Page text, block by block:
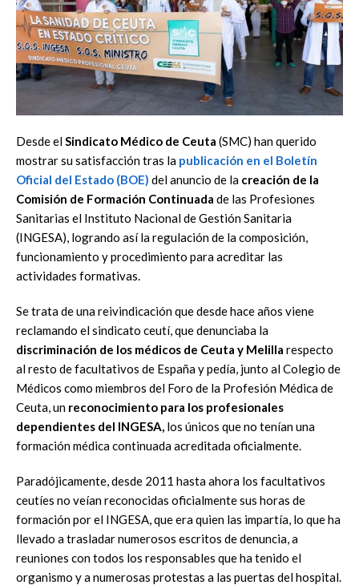
Desde elSindicato Médico de Ceuta (SMC) han querido
mostrar su satisfacción tras la publicación en el Boletín
Oficial del Estado (BOE) del anuncio de la creación de la
Comisión de Formación Continuada de las Profesiones
Sanitarias el Instituto Nacional de Gestión Sanitaria
(INGESA), logrando así la regulación de la composición,
funcionamiento y procedimiento para acreditar las
actividades formativas.
Se trata de una reivindicación que desde hace años viene
reclamando el sindicato ceutí, que denunciaba la
discriminación de los médicos de Ceuta y Melilla respecto
al resto de facultativos de España y pedía, junto al Colegio de
Médicos como miembros del Foro de la Profesión Médica de
Ceuta, un reconocimiento para los profesionales
dependientes del INGESA, los únicos que no tenían una
formación médica continuada acreditada oficialmente.
Paradójicamente, desde 2011 hasta ahora los facultativos
ceutíes no veían reconocidas oficialmente sus horas de
formación por el INGESA, que era quien las impartía, lo que ha
llevado a trasladar numerosos escritos de denuncia, a
reuniones con todos los responsables que ha tenido el
organismo y a numerosas protestas a las puertas del hospital.